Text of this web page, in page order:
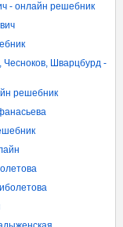
- онлайн решебник
Чесноков, Шварцбурд -
решебник